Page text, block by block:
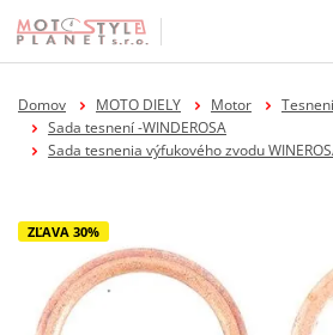
Domov MOTO DIELY Motor
Sada tesnení -WINDEROSA
Sada tesnenia výfukového zvodu
ZĽAVA 30%